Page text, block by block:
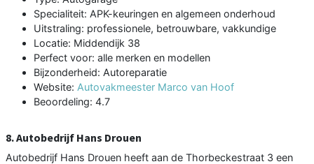
Specialiteit: APK-keuringen en algemeen onderhoud
Uitstraling: professionele, betrouwbare, vakkundige
Locatie: Middendijk 38
Perfect voor: alle merken en modellen
Bijzonderheid: Autoreparatie
Website: Autovakmeester Marco van Hoof
Beoordeling: 4.7
8. Autobedrijf Hans Drouen
Autobedrijf Hans Drouen heeft aan de Thorbeckestraat 3 een